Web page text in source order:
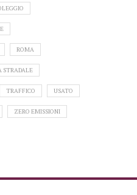
ROMA
STRADALE
TRAFFICO USATO
ZERO EMISSIONI